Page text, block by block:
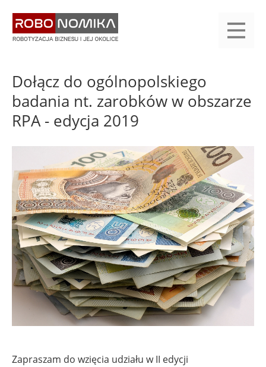
treści
yasne
main
menu
Dołącz do ogólnopolskiego
badania nt. zarobków w obszarze
RPA - edycja 2019
Zapraszam do wzięcia udziału w II edycji